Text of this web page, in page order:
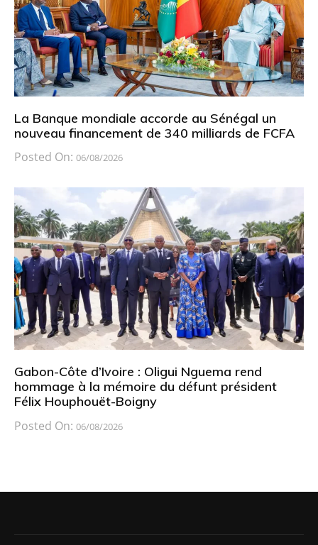
La Banque mondiale accorde au Sénégal un
nouveau financement de 340 milliards de FCFA
Posted On: 06/08/2026
Gabon-Côte d’Ivoire : Oligui Nguema rend
hommage à la mémoire du défunt président
Félix Houphouët-Boigny
Posted On: 06/08/2026